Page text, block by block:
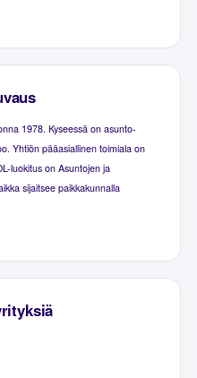
1978. Kyseessä on asunto-
Yhtiön pääasiallinen toimiala on
luokitus on Asuntojen ja
sijaitsee paikkakunnalla